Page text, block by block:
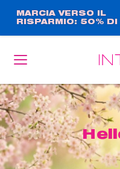
contenuto
principale
MARCIA VERSO IL
RISPARMIO: 50% DI
FORMATO